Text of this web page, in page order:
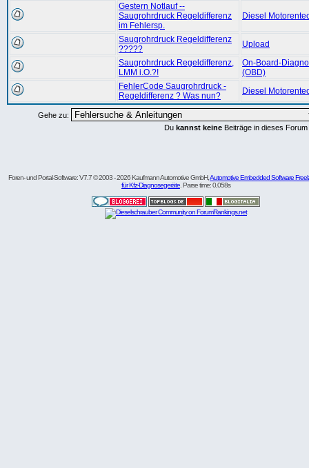
Gestern Notlauf --
Saugrohrdruck Regeldifferenz
im Fehlersp.
Diesel
Saugrohrdruck Regeldifferenz
?????
Upload
Saugrohrdruck Regeldifferenz,
LMM i.O.?!
On-Board-
(OBD)
FehlerCode Saugrohrdruck -
Regeldifferenz ? Was nun?
Diesel
Gehe zu:
Du kannst keine Beiträge in dieses
Foren- und Portal-Software: V7.7 © 2003 - 2026 Kaufmann Automotive GmbH,Automotive Embedded Software
für Kfz-Diagnosegeräte . Parse time: 0,058s